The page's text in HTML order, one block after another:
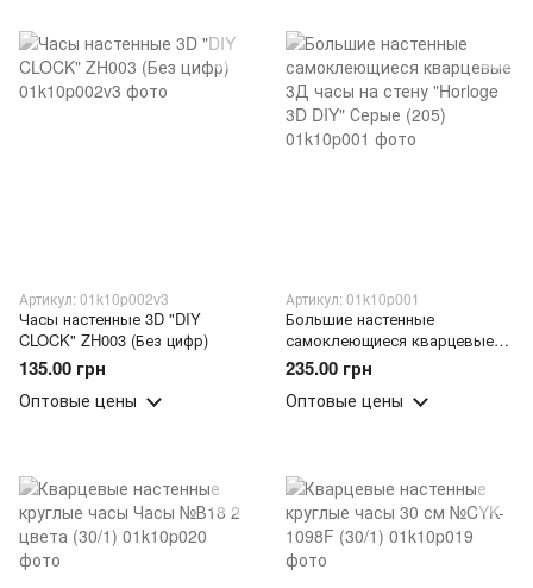
Артикул: 01k10p002v3
Часы настенные 3D "DIY
CLOCK" ZH003 (Без цифр)
135.00 грн
Оптовые цены
Артикул: 01k10p001
Большие настенные
самоклеющиеся кварцевые
3Д часы на стену "Horloge 3D
DIY" Серые (205)
235.00 грн
Оптовые цены